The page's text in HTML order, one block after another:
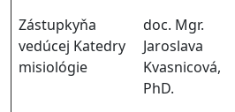
Zástupkyňa
vedúcej Katedry
misiológie
doc. Mgr.
Jaroslava
Kvasnicová,
PhD.